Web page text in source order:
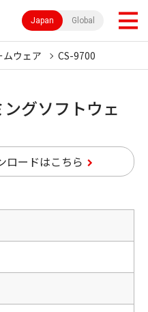
Japan Global
ムウェア CS-9700
グソフトウェ
ロードはこちら